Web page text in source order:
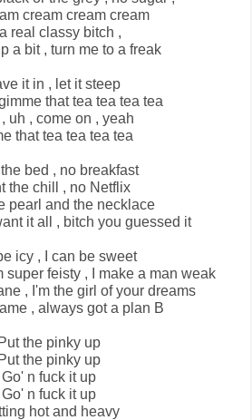
cream cream cream
a real classy bitch ,
a bit , turn me to a freak
it in , let it steep
that tea tea tea tea
uh , come on , yeah
that tea tea tea tea
the bed , no breakfast
the chill , no Netflix
pearl and the necklace
it all , bitch you guessed it
icy , I can be sweet
super feisty , I make a man weak
, I'm the girl of your dreams
, always got a plan B
Put the pinky up
Put the pinky up
Go' n fuck it up
Go' n fuck it up
hot and heavy